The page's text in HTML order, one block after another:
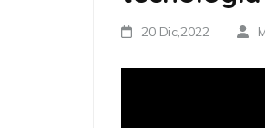
20 Dic,2022